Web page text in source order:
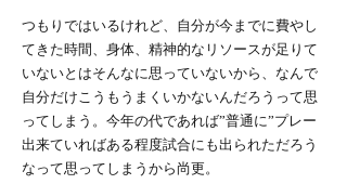
つもりではいるけれど、自分が今までに費やし
てきた時間、身体、精神的なリソースが足りて
いないとはそんなに思っていないから、なんで
自分だけこうもうまくいかないんだろうって思
ってしまう。今年の代であれば”普通に”プレー
出来ていればある程度試合にも出られただろう
なって思ってしまうから尚更。